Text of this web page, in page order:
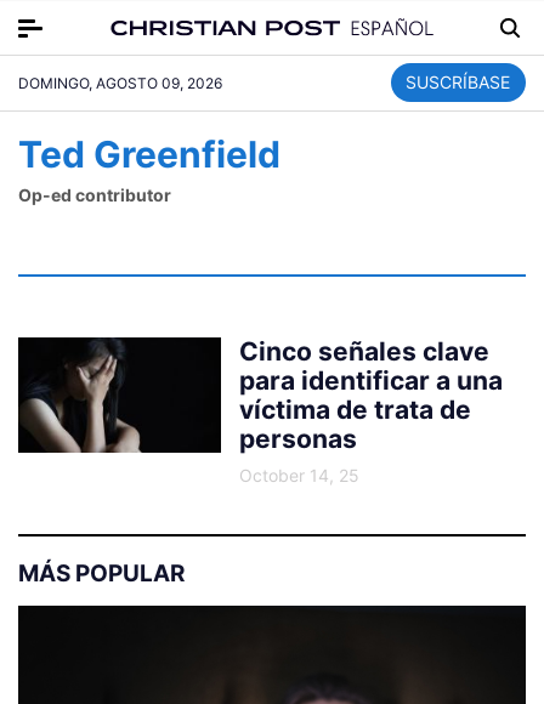
DOMINGO, AGOSTO 09, 2026 SUSCRÍBASE
Ted Greenfield
Op-ed contributor
Cinco señales clave
para identificar a una
víctima de trata de
personas
October 14, 25
MÁS POPULAR